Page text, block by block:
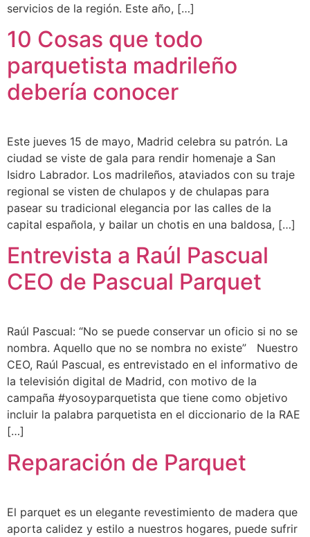
servicios de la región. Este año, […]
10 Cosas que todo
parquetista madrileño
debería conocer
Este jueves 15 de mayo, Madrid celebra su patrón. La
ciudad se viste de gala para rendir homenaje a San
Isidro Labrador. Los madrileños, ataviados con su traje
regional se visten de chulapos y de chulapas para
pasear su tradicional elegancia por las calles de la
capital española, y bailar un chotis en una baldosa, […]
Entrevista a Raúl Pascual
CEO de Pascual Parquet
Raúl Pascual: “No se puede conservar un oficio si no se
nombra. Aquello que no se nombra no existe” Nuestro
CEO, Raúl Pascual, es entrevistado en el informativo de
la televisión digital de Madrid, con motivo de la
campaña #yosoyparquetista que tiene como objetivo
incluir la palabra parquetista en el diccionario de la RAE
[…]
Reparación de Parquet
El parquet es un elegante revestimiento de madera que
aporta calidez y estilo a nuestros hogares, puede sufrir